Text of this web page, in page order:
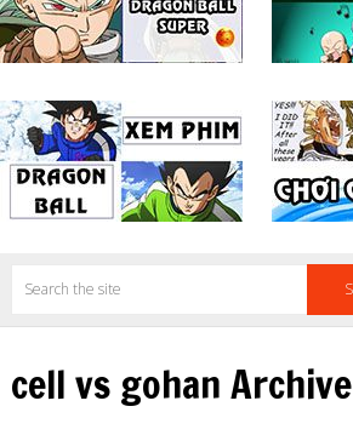
cell vs gohan Archive